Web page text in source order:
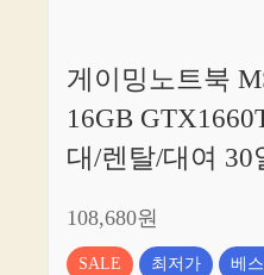
게이밍노트북
16GB
대/렌탈/대여 30
108,680원
SALE 최저가 베